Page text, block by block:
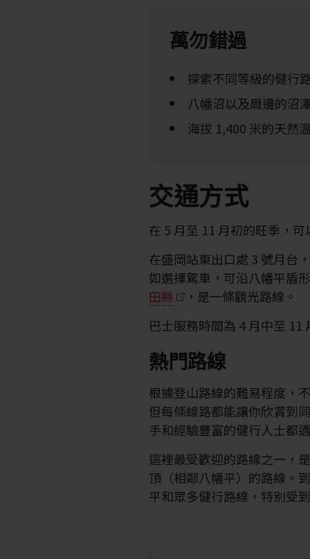
萬勿錯過
探索不同等級的健行
八幡沼以及周邊的沼
海拔 1,400 米的天然
交通方式
在 5 月至 11 月初的旺季，
在盛岡站東出口處 3 號月台
如選擇駕車，可沿八幡平盾
田縣
，是一條觀光路線。
巴士服務時間為 4 月中至
熱門路線
根據登山路線的難易程度，
但每條線路都能讓你欣賞到
手和經驗豐富的健行人士都
這裡最受歡迎的路線之一，
頂（相鄰八幡平）的路線。
平和眾多健行路線，特別受